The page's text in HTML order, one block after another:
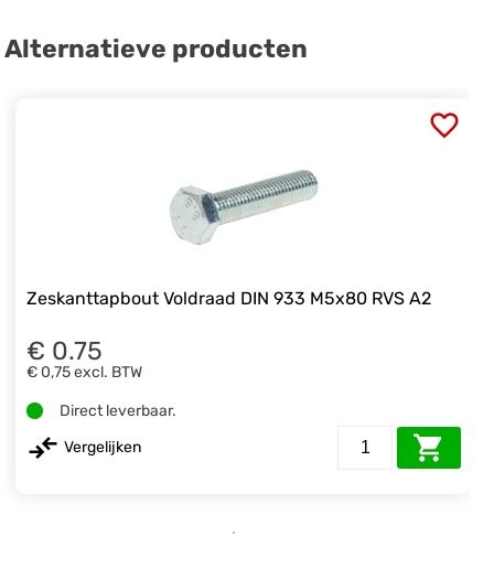
Alternatieve producten
Zeskanttapbout Voldraad DIN 933 M5x80 RVS A2
€ 0.75
€ 0,75excl. BTW
Direct leverbaar.
Vergelijken